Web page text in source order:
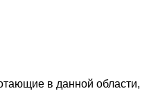
в данной области,